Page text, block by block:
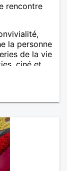
rencontre
la personne
de la vie
ciné et